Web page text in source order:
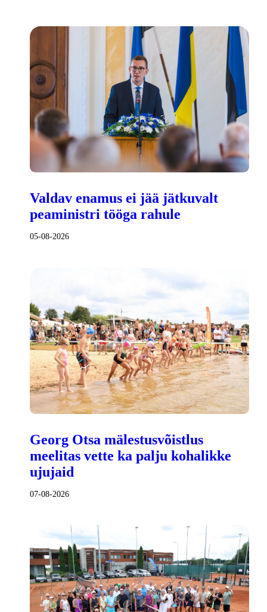
Valdav enamus ei jää jätkuvalt
peaministri tööga rahule
05-08-2026
Georg Otsa mälestusvõistlus
meelitas vette ka palju kohalikke
ujujaid
07-08-2026